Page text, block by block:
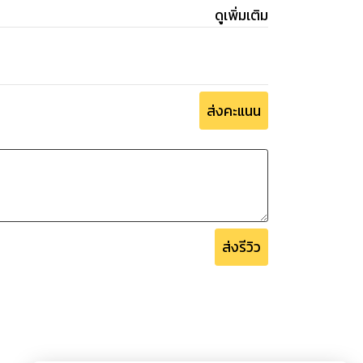
ดูเพิ่มเติม
ส่งคะแนน
ส่งรีวิว